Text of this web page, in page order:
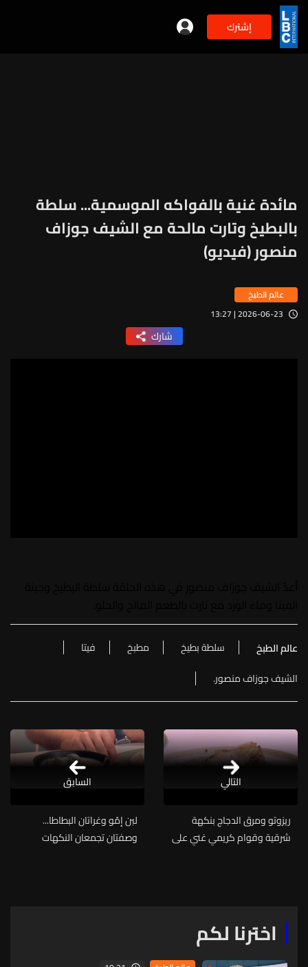
إشترك
مائدة غنية بالفواكه الموسمية... سلطة
بالبطيخ وتارت مالحة مع الشيف جوزاف
منصور (فيديو)
عالم الطبخ
2026-06-23 | 13:27
شارك
عالم الطبخ سلطة بطيخ مطبخ
فيتا
الشيف جوزاف منصور.
التالي
ريزوتو ومرق الدجاج بنكهة
شرقية وقوام كريمي غني على
لبن إمّو وغراتان البطاطا...
وصفتان تجمعان النكهات
السابق
اخترنا لكم